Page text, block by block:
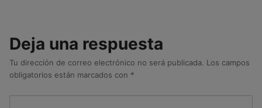
Deja una respuesta
Tu dirección de correo electrónico no será publicada. Los campos
obligatorios están marcados con *